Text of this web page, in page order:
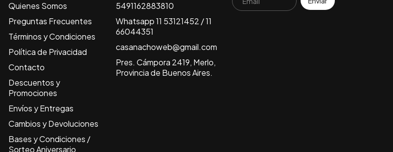
Quienes Somos
Preguntas Frecuentes
Términos y Condiciones
Política de Privacidad
Contacto
Descuentos y
Promociones
Envíos y Entregas
Cambios y Devoluciones
Bases y Condiciones /
Sorteo Aniversario
5491162883810
Whatsapp 11 53121452 / 11
66044351
casanachoweb@gmail.com
Pres. Cámpora 2419, Merlo,
Provincia de Buenos Aires.